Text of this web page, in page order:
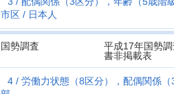
市区
日本人
国勢調査
平成17年国勢
書非掲載表
4
労働力状態（8区分），配偶関係